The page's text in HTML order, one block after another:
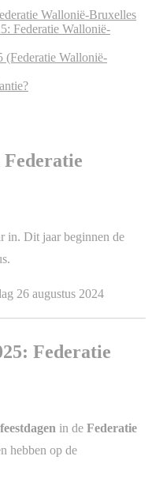
Wallonië-Bruxelles
Federatie Wallonië-
(Federatie Wallonië-
Federatie
in. Dit jaar beginnen de
26 augustus 2024
Federatie
feestdagen in de Federatie
hebben op de